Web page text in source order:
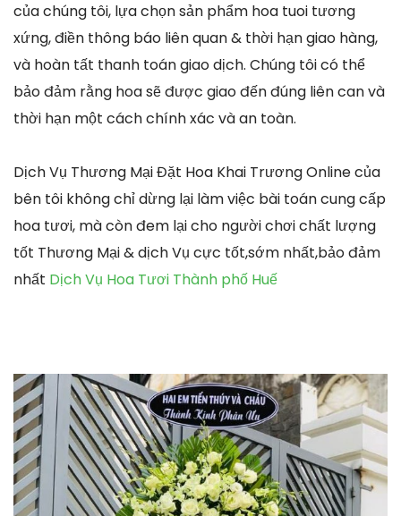
của chúng tôi, lựa chọn sản phẩm hoa tuoi tương
xứng, điền thông báo liên quan & thời hạn giao hàng,
và hoàn tất thanh toán giao dịch. Chúng tôi có thể
bảo đảm rằng hoa sẽ được giao đến đúng liên can và
thời hạn một cách chính xác và an toàn.
Dịch Vụ Thương Mại Đặt Hoa Khai Trương Online của
bên tôi không chỉ dừng lại làm việc bài toán cung cấp
hoa tươi, mà còn đem lại cho người chơi chất lượng
tốt Thương Mại & dịch Vụ cực tốt,sớm nhất,bảo đảm
nhất Dịch Vụ Hoa Tươi Thành phố Huế